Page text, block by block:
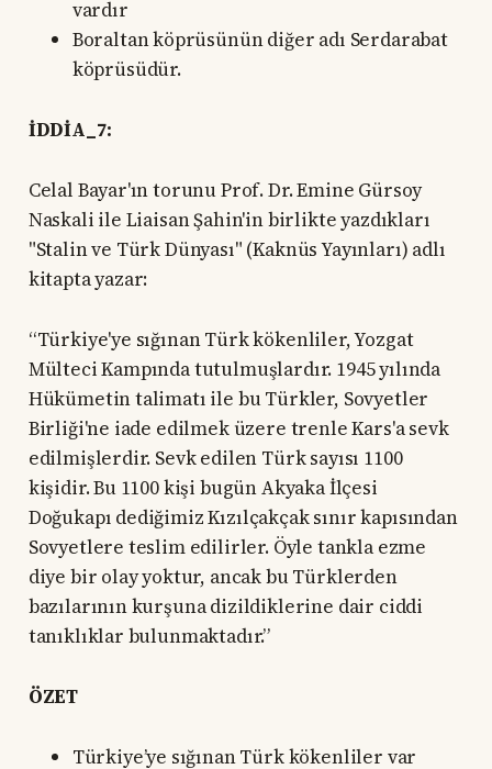
vardır
Boraltan köprüsünün diğer adı Serdarabat
köprüsüdür.
İDDİA_7:
Celal Bayar'ın torunu Prof. Dr. Emine Gürsoy
Naskali ile Liaisan Şahin'in birlikte yazdıkları
"Stalin ve Türk Dünyası" (Kaknüs Yayınları) adlı
kitapta yazar:
“Türkiye'ye sığınan Türk kökenliler, Yozgat
Mülteci Kampında tutulmuşlardır. 1945 yılında
Hükümetin talimatı ile bu Türkler, Sovyetler
Birliği'ne iade edilmek üzere trenle Kars'a sevk
edilmişlerdir. Sevk edilen Türk sayısı 1100
kişidir. Bu 1100 kişi bugün Akyaka İlçesi
Doğukapı dediğimiz Kızılçakçak sınır kapısından
Sovyetlere teslim edilirler. Öyle tankla ezme
diye bir olay yoktur, ancak bu Türklerden
bazılarının kurşuna dizildiklerine dair ciddi
tanıklıklar bulunmaktadır.”
ÖZET
Türkiye’ye sığınan Türk kökenliler var